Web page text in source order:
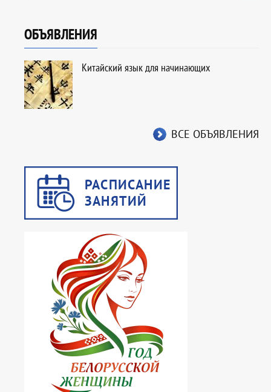
ОБЪЯВЛЕНИЯ
Китайский язык для начинающих
ВСЕ ОБЪЯВЛЕНИЯ